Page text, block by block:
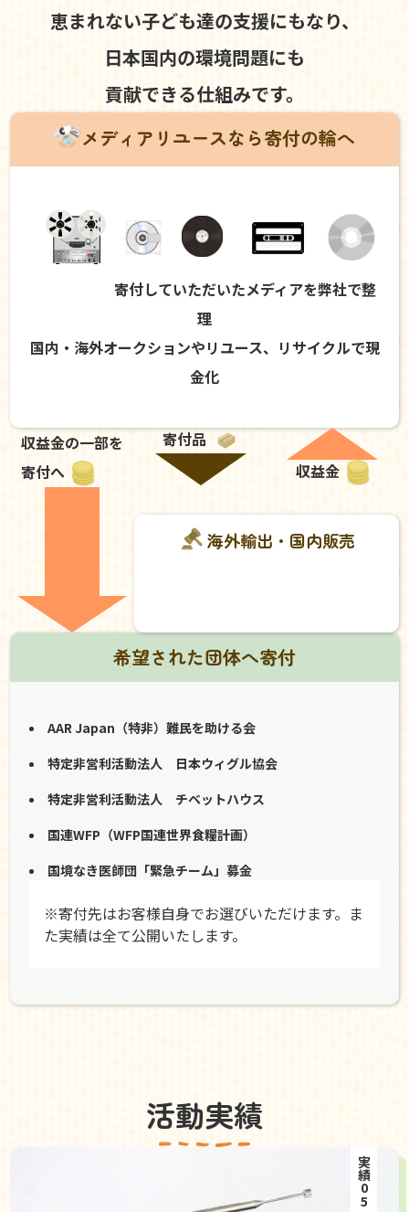
恵まれない子ども達の支援にもなり、
日本国内の環境問題にも
貢献できる仕組みです。
メディアリユースなら寄付の輪へ
寄付していただいたメディアを弊社で整
理
国内・海外オークションやリユース、リサイクルで現
金化
収益金の一部を
寄付へ
寄付品
収益金
海外輸出・国内販売
希望された団体へ寄付
AAR Japan（特非）難民を助ける会
特定非営利活動法人 日本ウィグル協会
特定非営利活動法人 チベットハウス
国連WFP（WFP国連世界食糧計画）
国境なき医師団「緊急チーム」募金
※寄付先はお客様自身でお選びいただけます。ま
た実績は全て公開いたします。
活動実績
実績05